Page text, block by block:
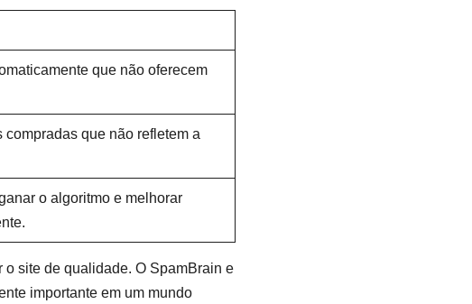
que não oferecem
compradas que não refletem a
o algoritmo e melhorar
site de qualidade. O SpamBrain e
importante em um mundo